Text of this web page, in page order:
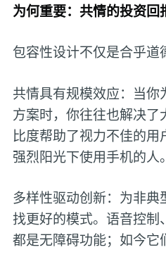
为何重要：共情的投资回
包容性设计不仅是合乎道
共情具有规模效应：当你
方案时，你往往也解决
比度帮助了视力不佳的
强烈阳光下使用手机的人。
多样性驱动创新：为非
找更好的模式。语音控制
都是无障碍功能；如今它